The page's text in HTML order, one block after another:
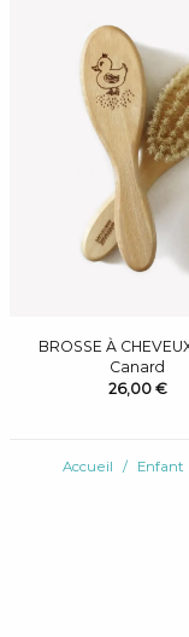
BROSSE À
Canard
26,00 €
Accueil Enfant